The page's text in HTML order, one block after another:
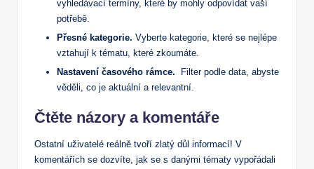
vyhledávací termíny, které ‍by mohly odpovídat vaší
potřebě.
Přesné kategorie. Vyberte kategorie, které se nejlépe
vztahují⁢ k tématu, které zkoumáte.
Nastavení⁣ časového rámce. ⁣ Filter podle⁢ data, abyste
věděli, co je aktuální a relevantní.
Čtěte‍ názory a komentáře
Ostatní uživatelé‌ reálně tvoří zlatý ⁢důl⁤ informací! V
komentářích⁢ se ⁢dozvíte, jak se s‍ danými tématy⁣ vypořádali